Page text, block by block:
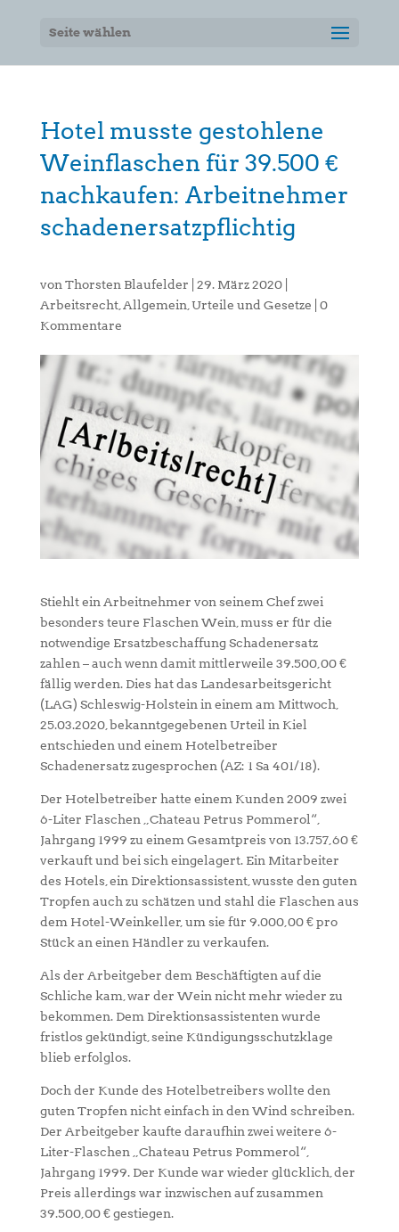
Seite wählen
Hotel musste gestohlene
Weinflaschen für 39.500 €
nachkaufen: Arbeitnehmer
schadenersatzpflichtig
von Thorsten Blaufelder 29. März 2020|
Arbeitsrecht, Allgemein Urteile und Gesetze
0
Kommentare
Stiehlt ein Arbeitnehmer von seinem Chef zwei
besonders teure Flaschen Wein, muss er für die
notwendige Ersatzbeschaffung Schadenersatz
zahlen – auch wenn damit mittlerweile 39.500,00 €
fällig werden. Dies hat das Landesarbeitsgericht
(LAG) Schleswig-Holstein in einem am Mittwoch,
25.03.2020, bekanntgegebenen Urteil in Kiel
entschieden und einem Hotelbetreiber
Schadenersatz zugesprochen (AZ: 1 Sa 401/18).
Der Hotelbetreiber hatte einem Kunden 2009 zwei
6-Liter Flaschen „Chateau Petrus Pommerol“,
Jahrgang 1999 zu einem Gesamtpreis von 13.757,60 €
verkauft und bei sich eingelagert. Ein Mitarbeiter
des Hotels, ein Direktionsassistent, wusste den guten
Tropfen auch zu schätzen und stahl die Flaschen aus
dem Hotel-Weinkeller, um sie für 9.000,00 € pro
Stück an einen Händler zu verkaufen.
Als der Arbeitgeber dem Beschäftigten auf die
Schliche kam, war der Wein nicht mehr wieder zu
bekommen. Dem Direktionsassistenten wurde
fristlos gekündigt, seine Kündigungsschutzklage
blieb erfolglos.
Doch der Kunde des Hotelbetreibers wollte den
guten Tropfen nicht einfach in den Wind schreiben.
Der Arbeitgeber kaufte daraufhin zwei weitere 6-
Liter-Flaschen „Chateau Petrus Pommerol“,
Jahrgang 1999. Der Kunde war wieder glücklich, der
Preis allerdings war inzwischen auf zusammen
39.500,00 € gestiegen.